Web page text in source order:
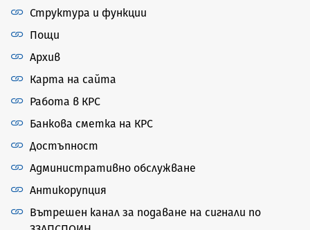
Структура и функции
Пощи
Архив
Карта на сайта
Работа в КРС
Банкова сметка на КРС
Достъпност
Административно обслужване
Антикорупция
Вътрешен канал за подаване на сигнали по